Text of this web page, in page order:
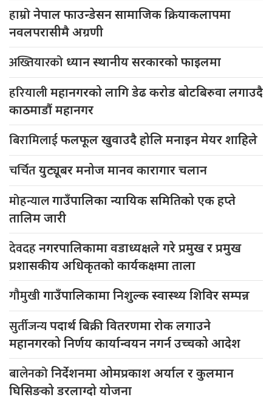
हाम्रोनेपाल फाउन्डेसन सामाजिक क्रियाकलापमा
नवलपरासीमै अग्रणी
अख्तियारको ध्यान स्थानीय सरकारको फाइलमा
हरियालीमहानगरको लागि डेढ करोड बोटबिरुवा लगाउदै
काठमाडौं महानगर
बिरामिलाईफलफूल खुवाउदै होलि मनाइन मेयर शाहिले
चर्चितयुट्यूबर मनोज मानव कारागार चलान
मोहन्यालगाउँपालिका न्यायिक समितिको एक हप्ते
तालिम जारी
देवदहनगरपालिकामा वडाध्यक्षले गरे प्रमुख र प्रमुख
प्रशासकीय अधिकृतको कार्यकक्षमा ताला
गौमुखीगाउँपालिकामा निशुल्क स्वास्थ्य शिविर सम्पन्न
सुर्तीजन्यपदार्थ बिक्री वितरणमा रोक लगाउने
महानगरको निर्णय कार्यान्वयन नगर्न उच्चको आदेश
बालेनकोनिर्देशनमा ओमप्रकाश अर्याल र कुलमान
घिसिङको डरलाग्दो योजना